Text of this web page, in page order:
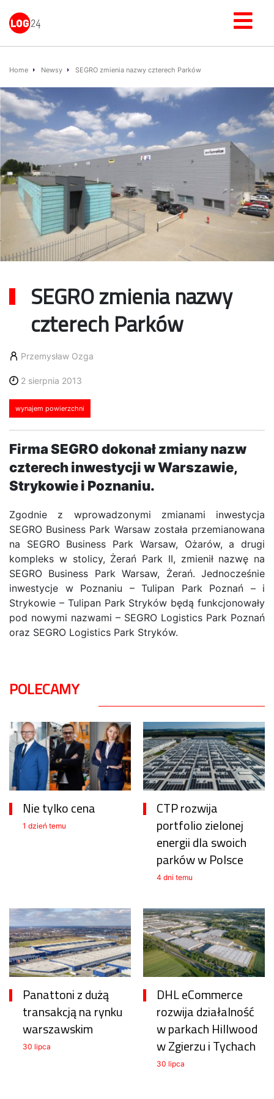
Home Newsy SEGRO zmienia nazwy czterech Parków
SEGRO zmienia nazwy
czterech Parków
Przemysław Ozga
2 sierpnia 2013
wynajem powierzchni
Firma SEGRO dokonał zmiany nazw
czterech inwestycji w Warszawie,
Strykowie i Poznaniu.
Zgodnie z wprowadzonymi zmianami inwestycja
SEGRO Business Park Warsaw została przemianowana
na SEGRO Business Park Warsaw, Ożarów, a drugi
kompleks w stolicy, Żerań Park II, zmienił nazwę na
SEGRO Business Park Warsaw, Żerań. Jednocześnie
inwestycje w Poznaniu – Tulipan Park Poznań – i
Strykowie – Tulipan Park Stryków będą funkcjonowały
pod nowymi nazwami – SEGRO Logistics Park Poznań
oraz SEGRO Logistics Park Stryków.
POLECAMY
Nie tylko cena
1 dzień temu
CTP rozwija
portfolio zielonej
energii dla swoich
parków w Polsce
4 dni temu
Panattoni z dużą
transakcją na rynku
warszawskim
30 lipca
DHL eCommerce
rozwija działalność
w parkach Hillwood
w Zgierzu i Tychach
30 lipca